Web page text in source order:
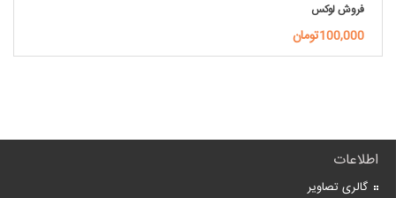
فروش لوکس
100,000تومان
اطلاعات
گالری تصاویر